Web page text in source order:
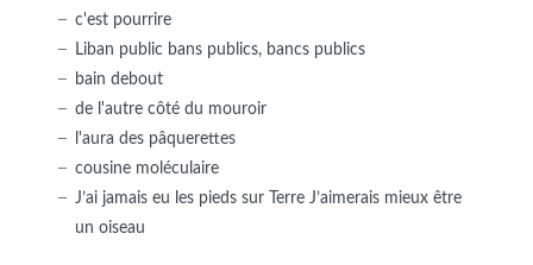
c'est pourrire
Liban public bans publics, bancs publics
bain debout
de l'autre côté du mouroir
l'aura des pâquerettes
cousine moléculaire
J’ai jamais eu les pieds sur Terre J’aimerais mieux être
un oiseau